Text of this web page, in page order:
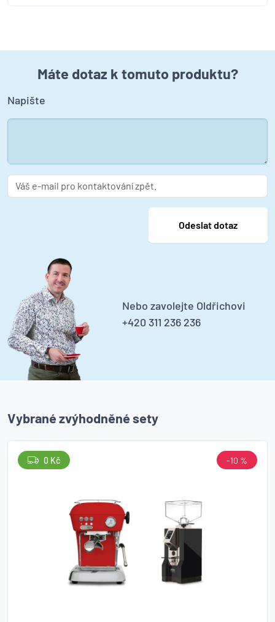
Máte dotaz k tomuto produktu?
Nebo zavolejte Oldřichovi
+420 311 236 236
Napište
Vybrané zvýhodněné sety
0 Kč -10 %